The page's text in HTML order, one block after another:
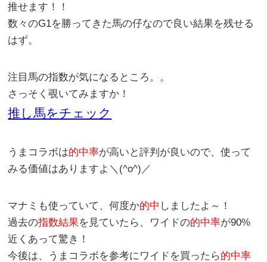
推せます！！
数々のG1を勝ってきた馬の仔なので良い結果を残せる
はず。
注目馬の指数が気になるところ。。
さっそく覗いてみますか！
推し馬をチェック
うまコラボは的中率が高いと評判が良いので、使って
みる価値はありますよ＼(^o^)／
マナミも使っていて、何度か的中 しましたよ～！
過去の指数結果を見ていたら、ワイドの的中率が90%
近くあって驚き！
今後は、
うまコラボを参考にワイドを買ったら的中率